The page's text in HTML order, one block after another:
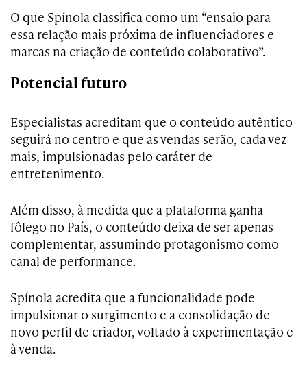
O que Spínola classifica como um “ensaio para
essa relação mais próxima de influenciadores e
marcas na criação de conteúdo colaborativo”.
Potencial futuro
Especialistas acreditam que o conteúdo autêntico
seguirá no centro e que as vendas serão, cada vez
mais, impulsionadas pelo caráter de
entretenimento.
Além disso, à medida que a plataforma ganha
fôlego no País, o conteúdo deixa de ser apenas
complementar, assumindo protagonismo como
canal de performance.
Spínola acredita que a funcionalidade pode
impulsionar o surgimento e a consolidação de
novo perfil de criador, voltado à experimentação e
à venda.